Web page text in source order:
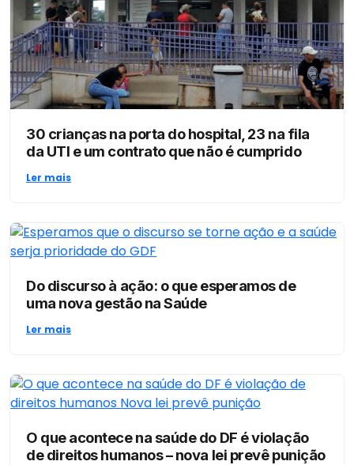
30 crianças na porta do hospital, 23 na fila
da UTI e um contrato que não é cumprido
Ler mais
Do discurso à ação: o que esperamos de
uma nova gestão na Saúde
Ler mais
O que acontece na saúde do DF é violação
de direitos humanos – nova lei prevê punição